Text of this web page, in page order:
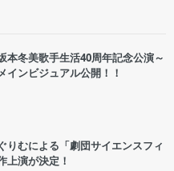
本冬美歌手生活40周年記念公演～
インビジュアル公開！！
りむによる「劇団サイエンスフィ
上演が決定！